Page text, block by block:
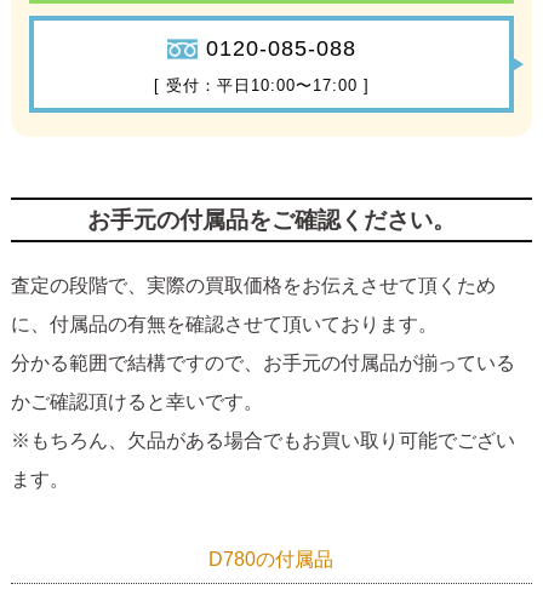
0120-085-088
[ 受付：平日10:00〜17:00 ]
お手元の付属品をご確認ください。
査定の段階で、実際の買取価格をお伝えさせて頂くため
に、付属品の有無を確認させて頂いております。
分かる範囲で結構ですので、お手元の付属品が揃っている
かご確認頂けると幸いです。
※もちろん、欠品がある場合でもお買い取り可能でござい
ます。
D780の付属品